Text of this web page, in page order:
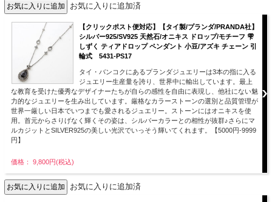
お気に入りに追加済
【クリックポスト便対応】【タイ製/プランダ/PRANDA社】
シルバー925/SV925 天然石/オニキス ドロップ/モチーフ 雫
しずく ティアドロップ ペンダント 小豆/アズキ チェーン 引
輪式 5431-PS17
タイ・バンコクにあるプランダジュエリーは3本の指に入る
ジュエリー生産量を誇り、世界中に輸出しています。最上
な教育を受けた優秀なデザイナーたちが自らの感性を自由に表現し、他社にない魅
力的なジュエリーを生み出しています。厳格なカラーストーンの選別と品質管理が
世界一厳しい日本でいつまでも愛されるジュエリー。ストーンにはオニキスを使
用。首元からさりげなく輝くその姿は、シルバーカラーとの相性が抜群♪さらにマ
ルカジットとSILVER925の美しい光沢でいっそう輝いてくれます。【5000円-9999
円】
価格： 9,800円(税込)
お気に入りに追加済